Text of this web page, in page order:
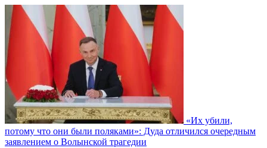
«Их убили,
потому что они были поляками»: Дуда отличился очередным
заявлением о Волынской трагедии